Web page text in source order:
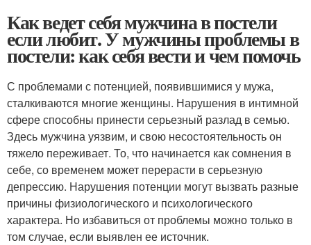
Как ведет себя мужчина в постели
если любит. У мужчины проблемы в
постели: как себя вести и чем помочь
С проблемами с потенцией, появившимися у мужа,
сталкиваются многие женщины. Нарушения в интимной
сфере способны принести серьезный разлад в семью.
Здесь мужчина уязвим, и свою несостоятельность он
тяжело переживает. То, что начинается как сомнения в
себе, со временем может перерасти в серьезную
депрессию. Нарушения потенции могут вызвать разные
причины физиологического и психологического
характера. Но избавиться от проблемы можно только в
том случае, если выявлен ее источник.